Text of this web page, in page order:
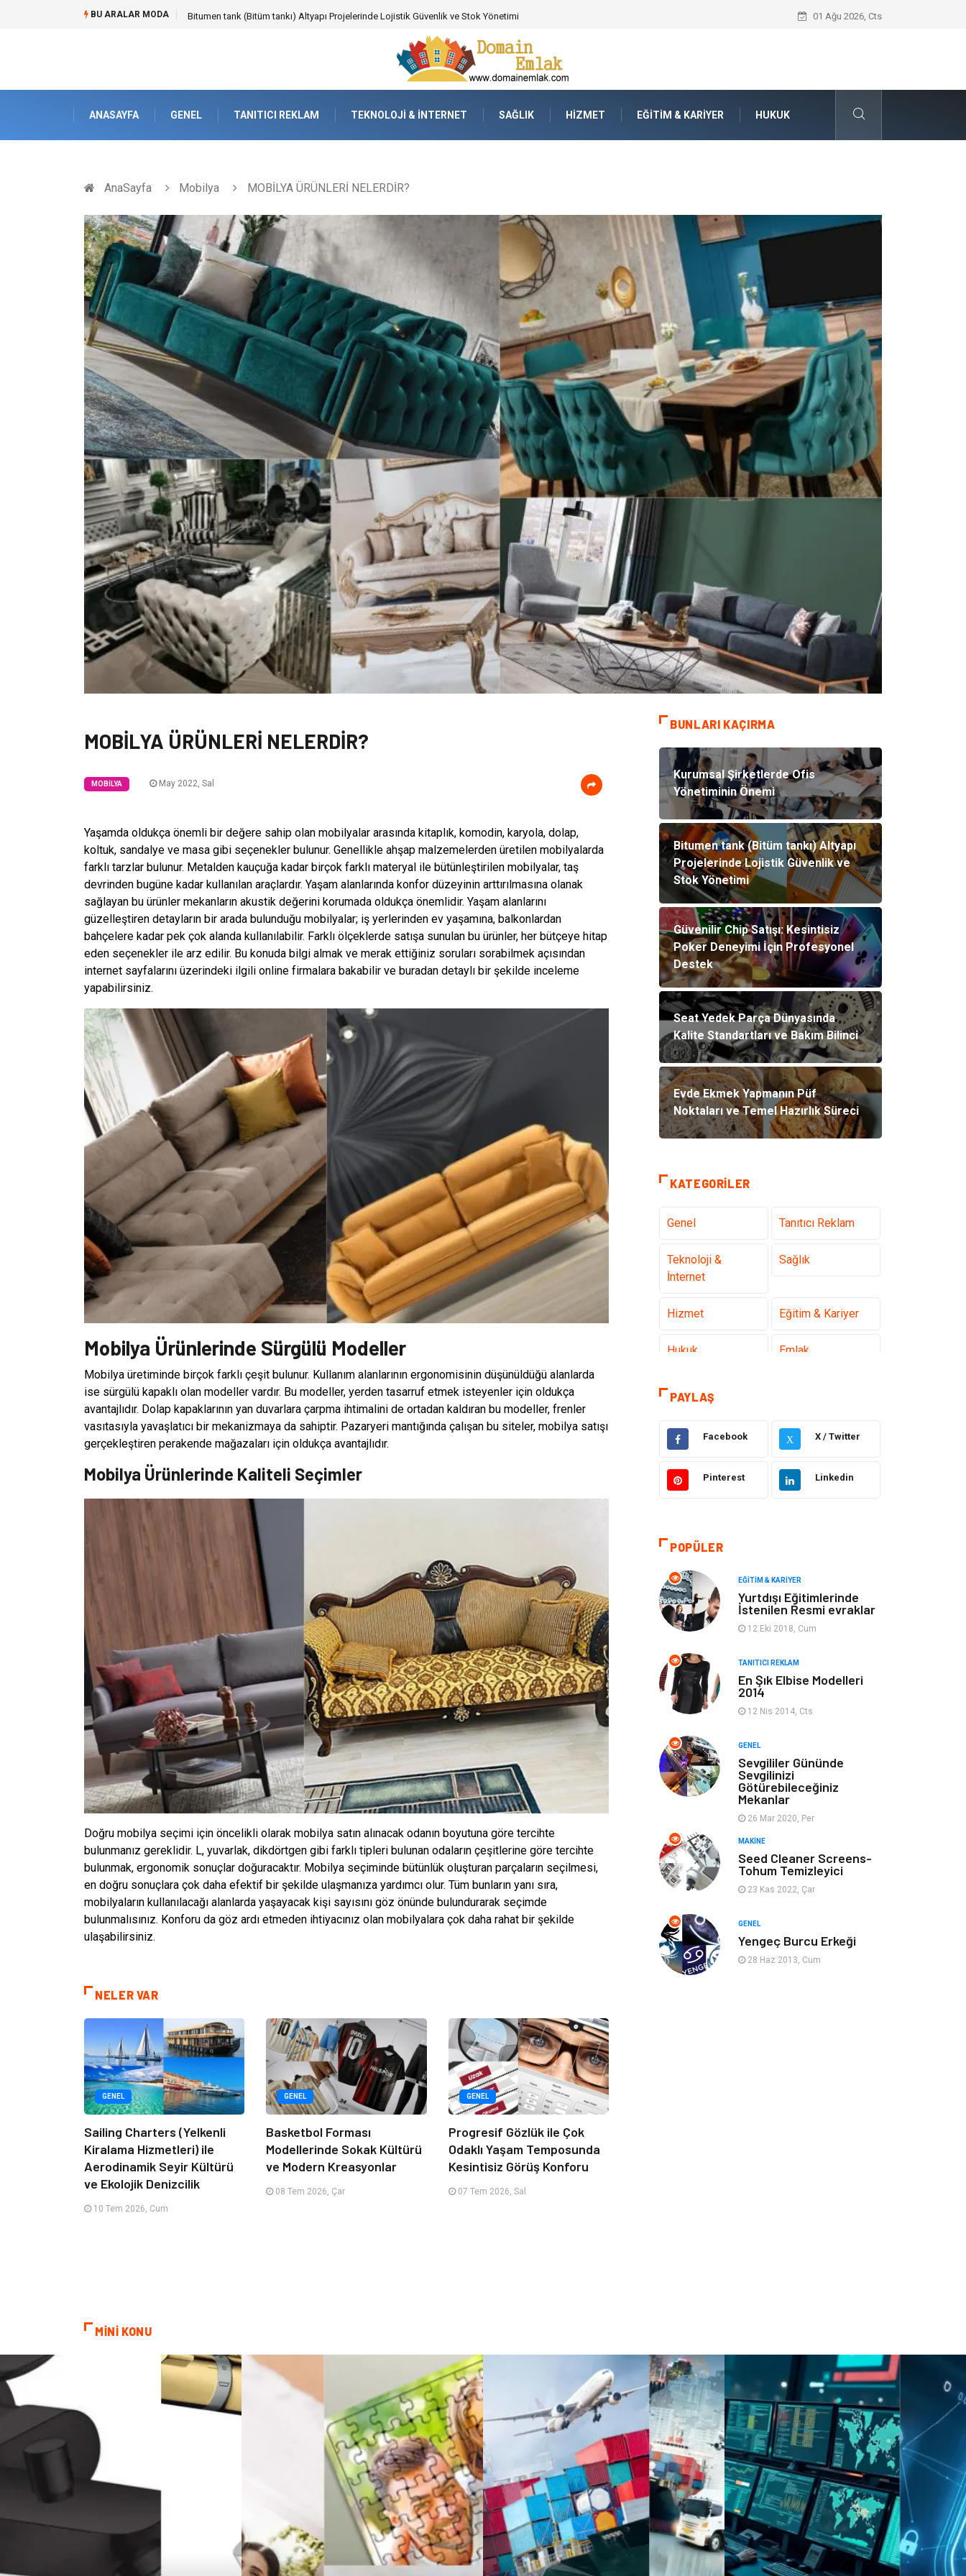
BU ARALAR MODA Güvenilir Chip Satışı: Kesintisiz Poker Deneyimi İçin Profesyonel Destek Seat Yedek Parça Dünyasında Kalite
01 Ağu 2026, Cts
ANASAYFA GENEL TANITICI REKLAM TEKNOLOJI & İNTERNET SAĞLIK HIZMET EĞITIM & KARIYER HUKUK
AnaSayfa Mobilya MOBİLYA ÜRÜNLERİ NELERDİR?
MOBİLYA ÜRÜNLERİ NELERDİR?
MOBILYA May 2022, Sal
Yaşamda oldukça önemli bir değere sahip olan mobilyalar arasında kitaplık, komodin, karyola, dolap,
koltuk, sandalye ve masa gibi seçenekler bulunur. Genellikle ahşap malzemelerden üretilen mobilyalarda
farklı tarzlar bulunur. Metalden kauçuğa kadar birçok farklı materyal ile bütünleştirilen mobilyalar, taş
devrinden bugüne kadar kullanılan araçlardır. Yaşam alanlarında konfor düzeyinin arttırılmasına olanak
sağlayan bu ürünler mekanların akustik değerini korumada oldukça önemlidir. Yaşam alanlarını
güzelleştiren detayların bir arada bulunduğu mobilyalar; iş yerlerinden ev yaşamına, balkonlardan
bahçelere kadar pek çok alanda kullanılabilir. Farklı ölçeklerde satışa sunulan bu ürünler, her bütçeye hitap
eden seçenekler ile arz edilir. Bu konuda bilgi almak ve merak ettiğiniz soruları sorabilmek açısından
internet sayfalarını üzerindeki ilgili online firmalara bakabilir ve buradan detaylı bir şekilde inceleme
yapabilirsiniz.
Mobilya Ürünlerinde Sürgülü Modeller
Mobilya üretiminde birçok farklı çeşit bulunur. Kullanım alanlarının ergonomisinin düşünüldüğü alanlarda
ise sürgülü kapaklı olan modeller vardır. Bu modeller, yerden tasarruf etmek isteyenler için oldukça
avantajlıdır. Dolap kapaklarının yan duvarlara çarpma ihtimalini de ortadan kaldıran bu modeller, frenler
vasıtasıyla yavaşlatıcı bir mekanizmaya da sahiptir. Pazaryeri mantığında çalışan bu siteler, mobilya satışı
gerçekleştiren perakende mağazaları için oldukça avantajlıdır.
Mobilya Ürünlerinde Kaliteli Seçimler
Doğru mobilya seçimi için öncelikli olarak mobilya satın alınacak odanın boyutuna göre tercihte
bulunmanız gereklidir. L, yuvarlak, dikdörtgen gibi farklı tipleri bulunan odaların çeşitlerine göre tercihte
bulunmak, ergonomik sonuçlar doğuracaktır. Mobilya seçiminde bütünlük oluşturan parçaların seçilmesi,
en doğru sonuçlara çok daha efektif bir şekilde ulaşmanıza yardımcı olur. Tüm bunların yanı sıra,
mobilyaların kullanılacağı alanlarda yaşayacak kişi sayısını göz önünde bulundurarak seçimde
bulunmalısınız. Konforu da göz ardı etmeden ihtiyacınız olan mobilyalara çok daha rahat bir şekilde
ulaşabilirsiniz.
NELER VAR
GENEL
Sailing Charters (Yelkenli
Kiralama Hizmetleri) ile
Aerodinamik Seyir Kültürü
ve Ekolojik Denizcilik
10 Tem 2026, Cum
GENEL
Basketbol Forması
Modellerinde Sokak Kültürü
ve Modern Kreasyonlar
08 Tem 2026, Çar
GENEL
Progresif Gözlük ile Çok
Odaklı Yaşam Temposunda
Kesintisiz Görüş Konforu
07 Tem 2026, Sal
BUNLARI KAÇIRMA
Kurumsal Şirketlerde Ofis
Yönetiminin Önemi
Bitumen tank (Bitüm tankı) Altyapı
Projelerinde Lojistik Güvenlik ve
Stok Yönetimi
Güvenilir Chip Satışı: Kesintisiz
Poker Deneyimi İçin Profesyonel
Destek
Seat Yedek Parça Dünyasında
Kalite Standartları ve Bakım Bilinci
Evde Ekmek Yapmanın Püf
Noktaları ve Temel Hazırlık Süreci
KATEGORILER
Genel Tanıtıcı Reklam
Teknoloji &
İnternet
Sağlık
Hizmet Eğitim & Kariyer
Hukuk Emlak
Otomotiv
Giyim Keyif & Hobi
Ev Dekorasyon Organizasyon
Finans & Ekonomi Tatil
Anne & Çocuk
Ev İşleri
Gençlik & Eğlence Aksesuar
Spor
Evlilik Rehberi
Astroloji
Kaçırmayın
sağlıklı beslenme Spor Malzemeleri
Bebek Giyim
PAYLAŞ
Facebook X X / Twitter
Pinterest Linkedin
POPÜLER
EĞITIM & KARIYER
Yurtdışı Eğitimlerinde
İstenilen Resmi evraklar
12 Eki 2018, Cum
TANITICI REKLAM
En Şık Elbise Modelleri
2014
12 Nis 2014, Cts
GENEL
Sevgililer Gününde
Sevgilinizi
Götürebileceğiniz
Mekanlar
26 Mar 2020, Per
MAKINE
Seed Cleaner Screens-
Tohum Temizleyici
23 Kas 2022, Çar
GENEL
Yengeç Burcu Erkeği
28 Haz 2013, Cum
MİNİ KONU